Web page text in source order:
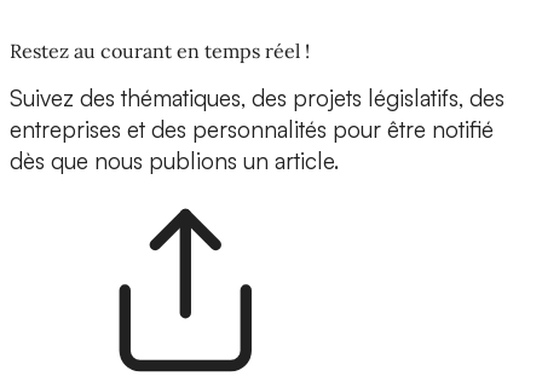
Restez au courant en temps réel !
Suivez des thématiques, des projets législatifs, des
entreprises et des personnalités pour être notifié
dès que nous publions un article.